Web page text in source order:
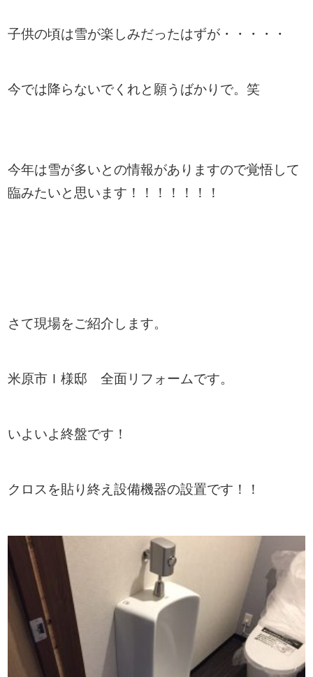
子供の頃は雪が楽しみだったはずが・・・・・
今では降らないでくれと願うばかりで。笑
今年は雪が多いとの情報がありますので覚悟して
臨みたいと思います！！！！！！！
さて現場をご紹介します。
米原市Ｉ様邸 全面リフォームです。
いよいよ終盤です！
クロスを貼り終え設備機器の設置です！！